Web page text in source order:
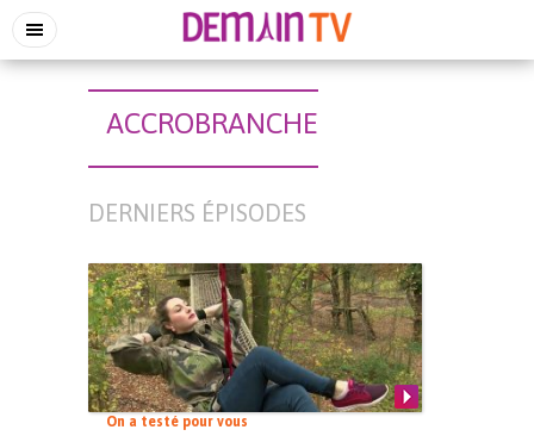
ACCROBRANCHE
DERNIERS ÉPISODES
On a testé pour vous